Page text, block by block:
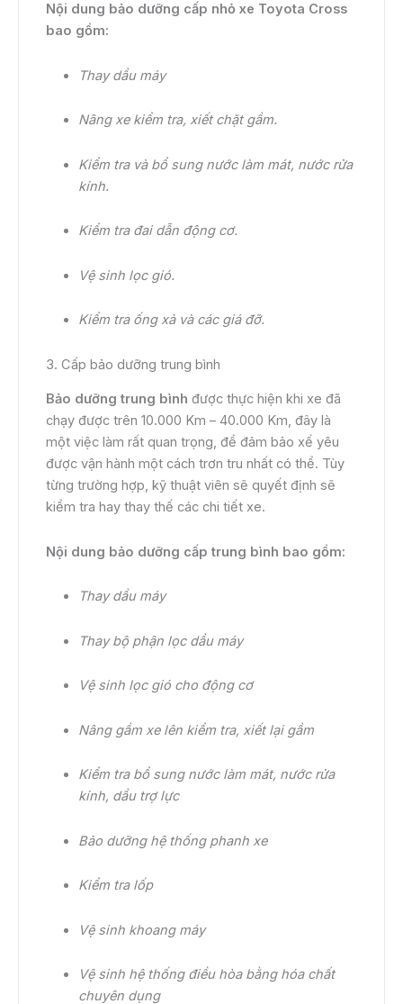
Nội dung bảo dưỡng cấp nhỏ xe Toyota Cross
bao gồm:
Thay dầu máy
Nâng xe kiểm tra, xiết chặt gầm.
Kiểm tra và bổ sung nước làm mát, nước rửa
kính.
Kiểm tra đai dẫn động cơ.
Vệ sinh lọc gió.
Kiểm tra ống xả và các giá đỡ.
3. Cấp bảo dưỡng trung bình
Bảo dưỡng trung bình được thực hiện khi xe đã
chạy được trên 10.000 Km – 40.000 Km, đây là
một việc làm rất quan trọng, để đảm bảo xế yêu
được vận hành một cách trơn tru nhất có thể. Tùy
từng trường hợp, kỹ thuật viên sẽ quyết định sẽ
kiểm tra hay thay thế các chi tiết xe.
Nội dung bảo dưỡng cấp trung bình bao gồm:
Thay dầu máy
Thay bộ phận lọc dầu máy
Vệ sinh lọc gió cho động cơ
Nâng gầm xe lên kiểm tra, xiết lại gầm
Kiểm tra bổ sung nước làm mát, nước rửa
kính, dầu trợ lực
Bảo dưỡng hệ thống phanh xe
Kiểm tra lốp
Vệ sinh khoang máy
Vệ sinh hệ thống điều hòa bằng hóa chất
chuyên dụng